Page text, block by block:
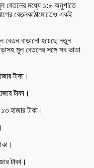
বেতনের মধ্যে ১:৮ অনুপাতে
বেতনকাঠামোতেও একই
বেতন বাড়ানো হয়েছে নতুন
মূল বেতনের সঙ্গে সব ভাতা
টাকা।
টাকা।
হাজার টাকা।
টাকা।